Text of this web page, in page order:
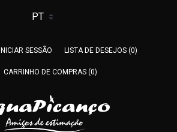
INICIAR SESSÃO LISTA DE DESEJOS (0)
CARRINHO DE COMPRAS (0)